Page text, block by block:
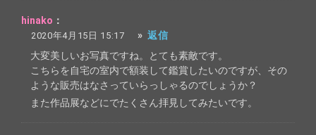
hinako ：
2020年4月15日 15:17 » 返信
大変美しいお写真ですね。とても素敵です。
こちらを自宅の室内で額装して鑑賞したいのですが、その
ような販売はなさっていらっしゃるのでしょうか？
また作品展などにでたくさん拝見してみたいです。